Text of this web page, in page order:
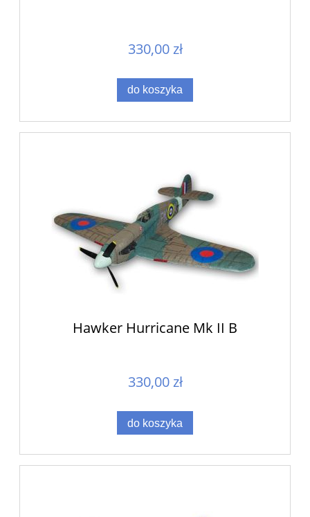
330,00 zł
do koszyka
Hawker Hurricane Mk II B
330,00 zł
do koszyka